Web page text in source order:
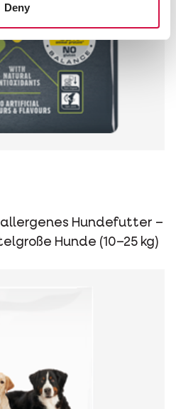
Deny
Hundefutter –
Hunde (10–25 kg)